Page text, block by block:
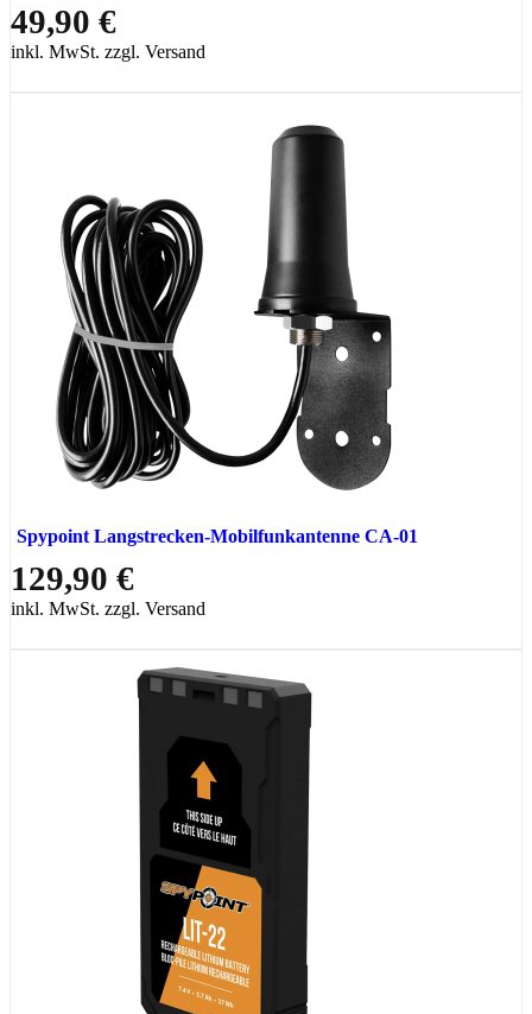
49,90 €
inkl. MwSt. zzgl. Versand
Spypoint Langstrecken-Mobilfunkantenne CA-01
129,90 €
inkl. MwSt. zzgl. Versand